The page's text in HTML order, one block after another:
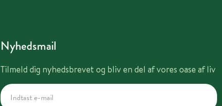
Nyhedsmail
Tilmeld dig nyhedsbrevet og bliv en del af vores oase af liv